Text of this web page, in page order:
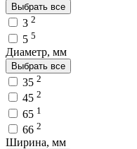
Выбрать все
3 2
5 5
Диаметр, мм
Выбрать все
35 2
45 2
65 1
66 2
Ширина, мм